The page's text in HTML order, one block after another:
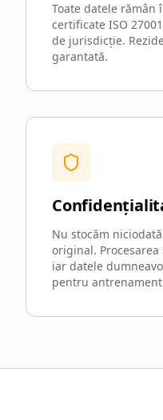
Toate datele rămân
certificate ISO
de jurisdicție.
garantată.
Nu stocăm
original.
iar datele
pentru